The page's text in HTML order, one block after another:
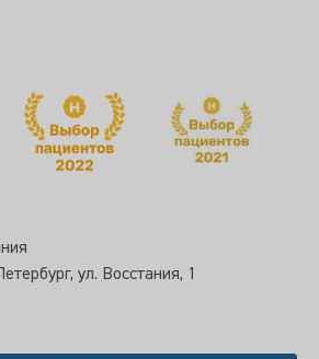
ул. Восстания, 1